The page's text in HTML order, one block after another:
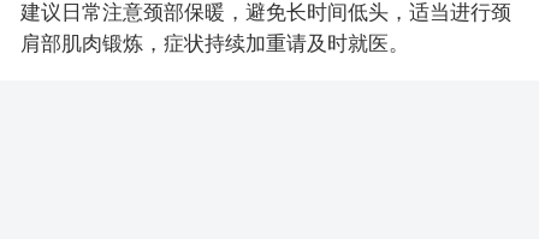
建议日常注意颈部保暖，避免长时间低头，适当进行颈
肩部肌肉锻炼，症状持续加重请及时就医。